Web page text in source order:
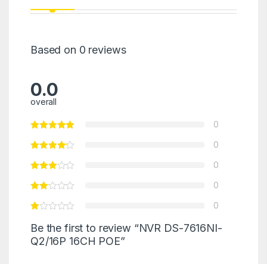
Based on 0 reviews
0.0
overall
0
0
0
0
0
Be the first to review “NVR DS-7616NI-
Q2/16P 16CH POE”